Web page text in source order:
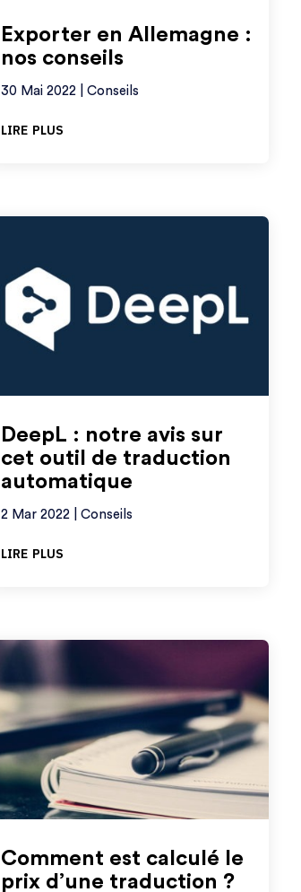
Exporter en Allemagne :
nos conseils
30 Mai 2022| Conseils
lire plus
DeepL : notre avis sur
cet outil de traduction
automatique
2 Mar 2022 Conseils
lire plus
Comment est calculé le
prix d’une traduction ?